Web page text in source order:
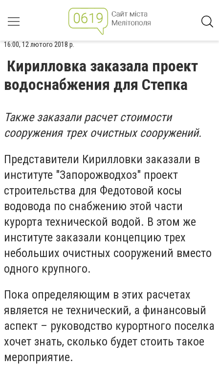
16:00, 12 лютого 2018 р.
Кирилловка заказала проект
водоснабжения для Степка
Также заказали расчет стоимости
сооружения трех очистных сооружений.
Представители Кирилловки заказали в
институте "Запорожводхоз" проект
строительства для Федотовой косы
водовода по снабжению этой части
курорта технической водой. В этом же
институте заказали концепцию трех
небольших очистных сооружений вместо
одного крупного.
Пока определяющим в этих расчетах
является не технический, а финансовый
аспект – руководство курортного поселка
хочет знать, сколько будет стоить такое
мероприятие.